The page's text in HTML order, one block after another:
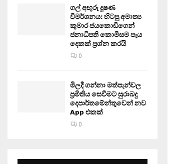
ගල් අඟුරු දූෂණ
විමර්ශනය: හිටපු අමාත්‍ය
කුමාර ජයකොඩිගෙන්
ජනාධිපති කොමිසම පැය
දෙකක් ප්‍රශ්න කරයි
0
මිලදී ගන්නා මත්පැන්වල
ප්‍රමිතිය සෙවීමට සුරාබදු
දෙපාර්තමේන්තුවෙන් නව
App එකක්
0